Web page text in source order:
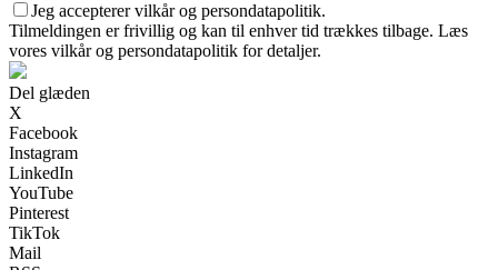
Jeg accepterer vilkår og persondatapolitik.
Tilmeldingen er frivillig og kan til enhver tid trækkes tilbage. Læs
vores vilkår og persondatapolitik for detaljer.
Del glæden
X
Facebook
Instagram
LinkedIn
YouTube
Pinterest
TikTok
Mail